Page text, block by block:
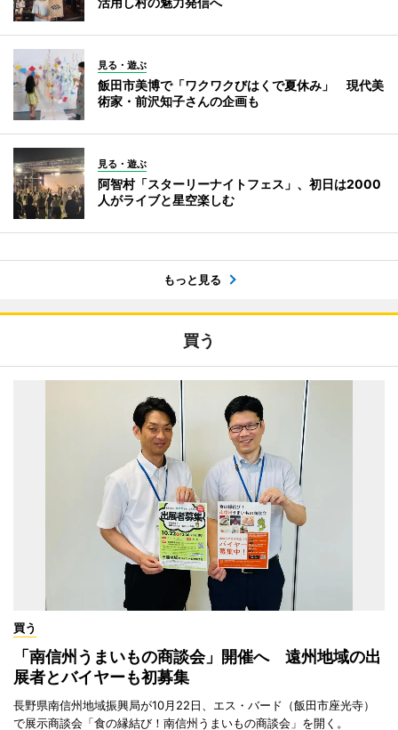
見る・遊ぶ
飯田市美博で「ワクワクびはくで夏休み」 現代美
術家・前沢知子さんの企画も
見る・遊ぶ
阿智村「スターリーナイトフェス」、初日は2000
人がライブと星空楽しむ
もっと見る
買う
買う
「南信州うまいもの商談会」開催へ 遠州地域の出
展者とバイヤーも初募集
長野県南信州地域振興局が10月22日、エス・バード（飯田市座光寺）
で展示商談会「食の縁結び！南信州うまいもの商談会」を開く。